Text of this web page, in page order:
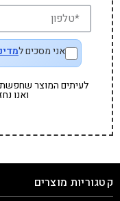
אני מסכים ל
לעיתים המוצר
ואנו
קטגוריות מוצרים